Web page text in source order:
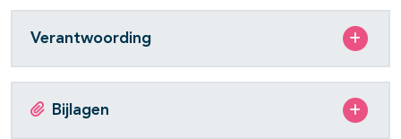
Verantwoording
Bijlagen